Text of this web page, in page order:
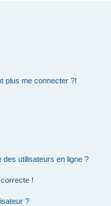
plus me connecter ?!
des utilisateurs en ligne ?
correcte !
?